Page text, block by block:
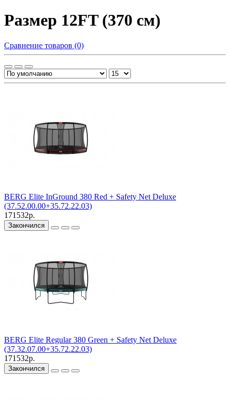
Размер 12FT (370 см)
Сравнение товаров (0)
BERG Elite InGround 380 Red + Safety Net Deluxe
(37.52.00.00+35.72.22.03)
171532р.
Закончился
BERG Elite Regular 380 Green + Safety Net Deluxe
(37.32.07.00+35.72.22.03)
171532р.
Закончился